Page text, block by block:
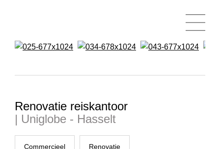
Renovatie reiskantoor
| Uniglobe - Hasselt
Commercieel Renovatie